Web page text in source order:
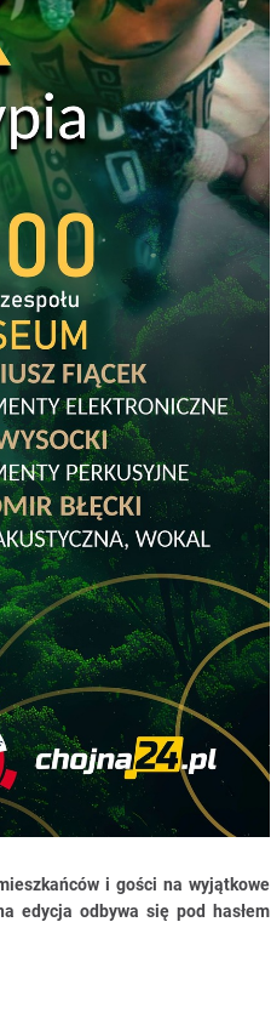
i gości na wyjątkowe
edycja odbywa się pod hasłem